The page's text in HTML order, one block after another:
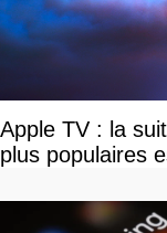
Apple TV : la
plus populaires